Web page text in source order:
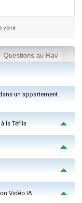
venir
Questions au Rav
un appartement
la Téfila
Vidéo IA